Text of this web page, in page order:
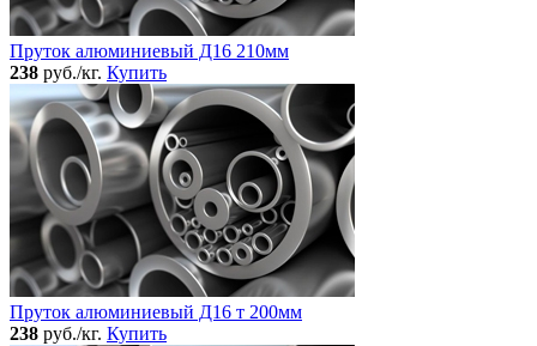
Пруток алюминиевый Д16 210мм
238 руб./кг. Купить
Пруток алюминиевый Д16 т 200мм
238 руб./кг. Купить